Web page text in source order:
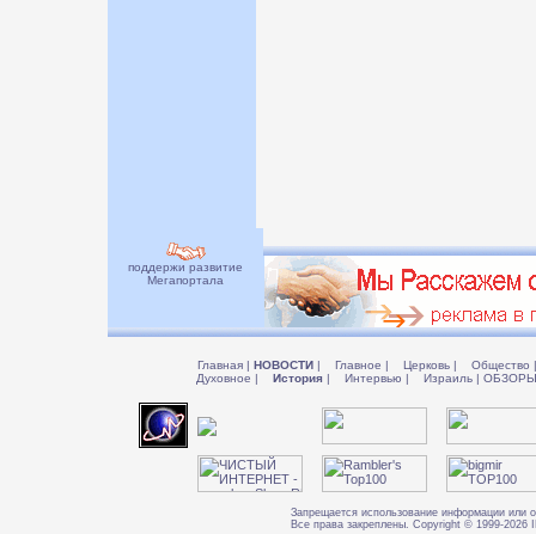
поддержи развитие
Мегапортала
Главная | НОВОСТИ | Главное | Церковь | Общество |
Духовное | История | Интервью | Израиль |
Запрещается использование информации или
Все права закреплены. Copyright © 1999-